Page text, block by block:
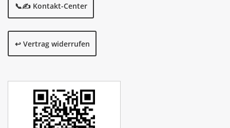
📞✍️ Kontakt-Center
↩️ Vertrag widerrufen